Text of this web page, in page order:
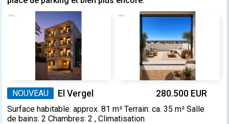
NOUVEAU El Vergel 280.500 EUR
Surface habitable: approx. 81 m² Terrain: ca. 35 m² Salle
de bains: 2 Chambres: 2 , Climatisation